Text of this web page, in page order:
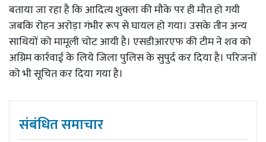
बताया जा रहा है कि आदित्य शुक्ला की मौके पर ही मौत हो गयी
जबकि रोहन अरोड़ा गंभीर रूप से घायल हो गया। उसके तीन अन्य
साथियों को मामूली चोट आयी है। एसडीआरएफ की टीम ने शव को
अग्रिम कार्रवाई के लिये जिला पुलिस के सुपुर्द कर दिया है। परिजनों
को भी सूचित कर दिया गया है।
संबंधित समाचार